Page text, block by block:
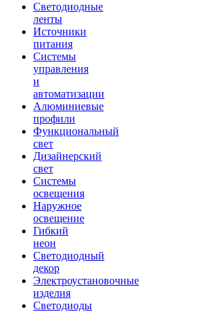
Светодиодные
ленты
Источники
питания
Системы
управления
и
автоматизации
Алюминиевые
профили
Функциональный
свет
Дизайнерский
свет
Системы
освещения
Наружное
освещение
Гибкий
неон
Светодиодный
декор
Электроустановочные
изделия
Светодиоды